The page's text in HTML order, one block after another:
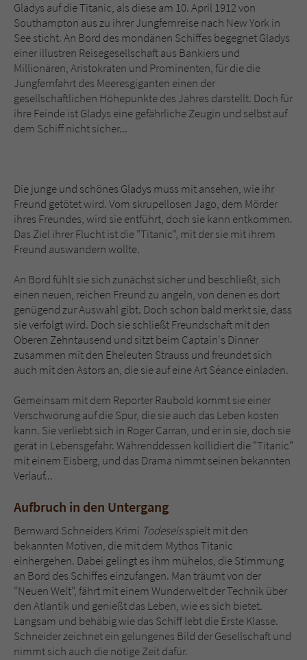
Gladys auf die Titanic, als diese am 10. April 1912 von
Southampton aus zu ihrer Jungfernreise nach New York in
See sticht. An Bord des mondänen Schiffes begegnet Gladys
einer illustren Reisegesellschaft aus Bankiers und
Millionären, Aristokraten und Prominenten, für die die
Jungfernfahrt des Meeresgiganten einen der
gesellschaftlichen Höhepunkte des Jahres darstellt. Doch für
ihre Feinde ist Gladys eine gefährliche Zeugin und selbst auf
dem Schiff nicht sicher...
Die junge und schönes Gladys muss mit ansehen, wie ihr
Freund getötet wird. Vom skrupellosen Jago, dem Mörder
ihres Freundes, wird sie entführt, doch sie kann entkommen.
Das Ziel ihrer Flucht ist die "Titanic", mit der sie mit ihrem
Freund auswandern wollte.
An Bord fühlt sie sich zunächst sicher und beschließt, sich
einen neuen, reichen Freund zu angeln, von denen es dort
genügend zur Auswahl gibt. Doch schon bald merkt sie, dass
sie verfolgt wird. Doch sie schließt Freundschaft mit den
Oberen Zehntausend und sitzt beim Captain's Dinner
zusammen mit den Eheleuten Strauss und freundet sich
auch mit den Astors an, die sie auf eine Art Séance einladen.
Gemeinsam mit dem Reporter Raubold kommt sie einer
Verschwörung auf die Spur, die sie auch das Leben kosten
kann. Sie verliebt sich in Roger Carran, und er in sie, doch sie
gerät in Lebensgefahr. Währenddessen kollidiert die "Titanic"
mit einem Eisberg, und das Drama nimmt seinen bekannten
Verlauf...
Aufbruch in den Untergang
Bernward Schneiders Krimi Todeseisspielt mit den
bekannten Motiven, die mit dem Mythos Titanic
einhergehen. Dabei gelingt es ihm mühelos, die Stimmung
an Bord des Schiffes einzufangen. Man träumt von der
"Neuen Welt", fährt mit einem Wunderwelt der Technik über
den Atlantik und genießt das Leben, wie es sich bietet.
Langsam und behäbig wie das Schiff lebt die Erste Klasse.
Schneider zeichnet ein gelungenes Bild der Gesellschaft und
nimmt sich auch die nötige Zeit dafür.
Sicherheitscode des Kontaktformulars zu
überprüfen.